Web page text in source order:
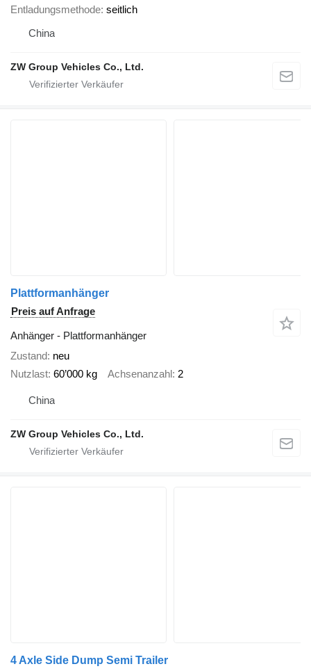
Entladungsmethode seitlich
China
ZW Group Vehicles Co., Ltd.
Plattformanhänger
Preis auf Anfrage
Anhänger - Plattformanhänger
Zustand neu
Nutzlast 60’000 kg Achsenanzahl 2
China
ZW Group Vehicles Co., Ltd.
4 Axle Side Dump Semi Trailer